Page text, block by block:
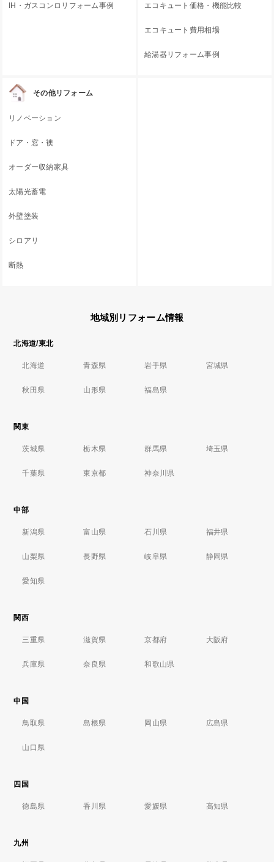
IH・ガスコンロリフォーム事例 エコキュート価格・機能比較
エコキュート費用相場
給湯器リフォーム事例
その他リフォーム
リノベーション
ドア・窓・襖
オーダー収納家具
太陽光蓄電
外壁塗装
シロアリ
断熱
地域別リフォーム情報
北海道/東北
北海道 青森県 岩手県 宮城県
秋田県 山形県 福島県
関東
茨城県 栃木県 群馬県 埼玉県
千葉県 東京都 神奈川県
中部
新潟県 富山県 石川県 福井県
山梨県 長野県 岐阜県 静岡県
愛知県
関西
三重県 滋賀県 京都府 大阪府
兵庫県 奈良県 和歌山県
中国
鳥取県 島根県 岡山県 広島県
山口県
四国
徳島県 香川県 愛媛県 高知県
九州